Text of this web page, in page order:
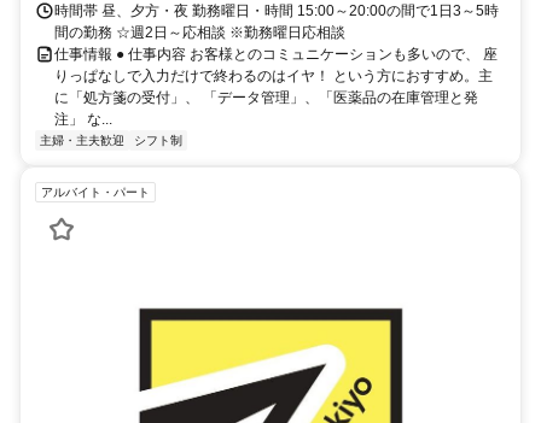
時間帯 昼、夕方・夜 勤務曜日・時間 15:00～20:00の間で1日3～5時
間の勤務 ☆週2日～応相談 ※勤務曜日応相談
仕事情報 ● 仕事内容 お客様とのコミュニケーションも多いので、 座
りっぱなしで入力だけで終わるのはイヤ！ という方におすすめ。主
に「処方箋の受付」、 「データ管理」、「医薬品の在庫管理と発
注」 な...
主婦・主夫歓迎 シフト制
アルバイト・パート